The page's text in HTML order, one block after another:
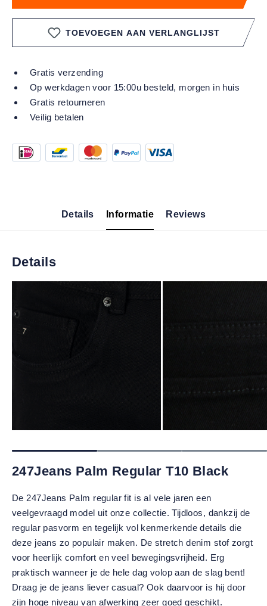
TOEVOEGEN AAN VERLANGLIJST
Gratis verzending
Op werkdagen voor 15:00u besteld, morgen in huis
Gratis retourneren
Veilig betalen
Details Informatie Reviews
Details
247Jeans Palm Regular T10 Black
De 247Jeans Palm regular fit is al vele jaren een
veelgevraagd model uit onze collectie. Tijdloos, dankzij de
regular pasvorm en tegelijk vol kenmerkende details die
deze jeans zo populair maken. De stretch denim stof zorgt
voor heerlijk comfort en veel bewegingsvrijheid. Erg
praktisch wanneer je de hele dag volop aan de slag bent!
Draag je de jeans liever casual? Ook daarvoor is hij door
zijn hoge niveau van afwerking zeer goed geschikt.